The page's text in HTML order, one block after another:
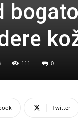
111 0
Twitter